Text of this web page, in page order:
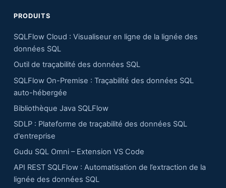
PRODUITS
SQLFlow Cloud : Visualiseur en ligne de la lignée des
données SQL
Outil de traçabilité des données SQL
SQLFlow On-Premise : Traçabilité des données SQL
auto-hébergée
Bibliothèque Java SQLFlow
SDLP : Plateforme de traçabilité des données SQL
d'entreprise
Gudu SQL Omni – Extension VS Code
API REST SQLFlow : Automatisation de l’extraction de la
lignée des données SQL